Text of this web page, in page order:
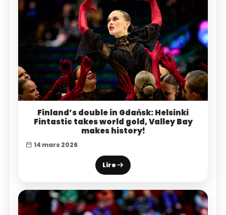
Finland’s double in Gdańsk: Helsinki
Fintastic takes world gold, Valley Bay
makes history!
14 mars 2026
Lire